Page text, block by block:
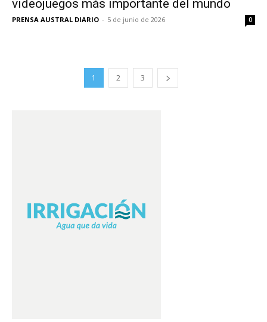
videojuegos más importante del mundo
PRENSA AUSTRAL DIARIO - 5 de junio de 2026 0
1 2 3